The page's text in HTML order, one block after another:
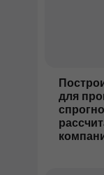
для